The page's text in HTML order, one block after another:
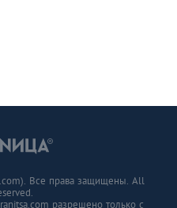
Все права защищены. All
разрешено только с